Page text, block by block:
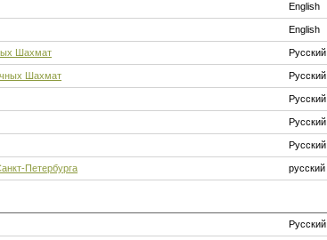
English
English
Шахмат Русский
Шахмат Русский
Русский
Русский
Русский
Петербурга русский
Русский